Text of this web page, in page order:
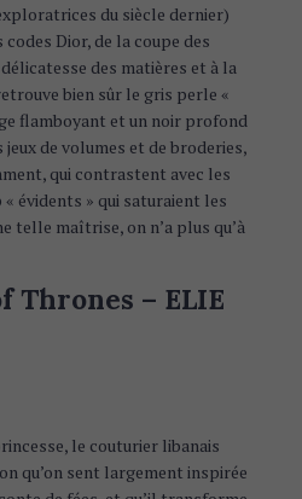
du siècle dernier)
Dior, de la coupe des
des matières et à la
bien sûr le gris perle «
flamboyant et un noir profond
de volumes et de broderies,
qui contrastent avec les
évidents » qui saturaient les
telle maîtrise, on n’a plus qu’à
Thrones – ELIE
le couturier libanais
qu’on sent largement inspirée